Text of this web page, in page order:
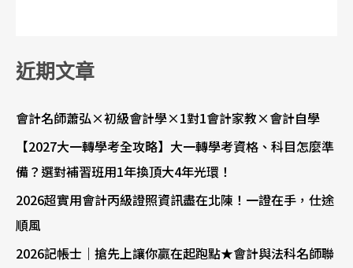
近期文章
會計名師蕭弘×初級會計學×1對1會計家教×會計自學
【2027大一轉學考全攻略】大一轉學考資格、科目怎麼準
備？選對補習班用1年換頂大4年光環！
2026超實用會計丙級證照資訊盡在北陳！一證在手，仕途
順風
2026記帳士｜搶先上讓你贏在起跑點★會計與法科名師聯